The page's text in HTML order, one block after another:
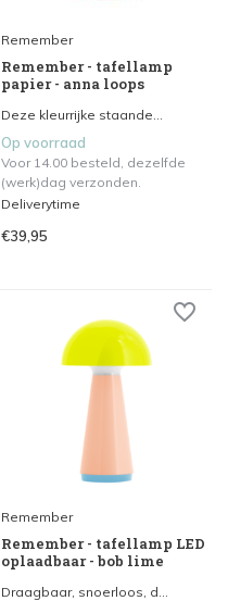
Remember
Remember - tafellamp
papier - anna loops
Deze kleurrijke staande...
Op voorraad
Voor 14.00 besteld, dezelfde
(werk)dag verzonden.
Deliverytime
€39,95
Remember
Remember - tafellamp LED
oplaadbaar - bob lime
Draagbaar, snoerloos, d...